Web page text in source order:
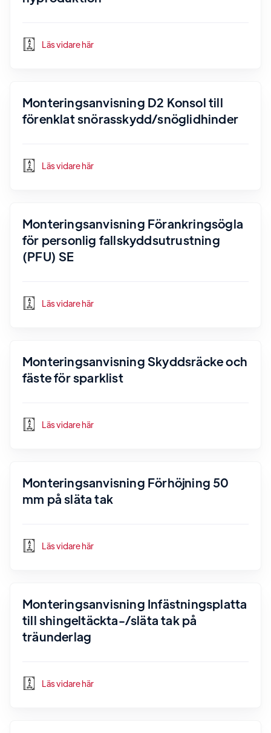
Läs vidare här
Monteringsanvisning D2 Konsol till
förenklat snörasskydd/snöglidhinder
Läs vidare här
Monteringsanvisning Förankringsögla
för personlig fallskyddsutrustning
(PFU) SE
Läs vidare här
Monteringsanvisning Skyddsräcke och
fäste för sparklist
Läs vidare här
Monteringsanvisning Förhöjning 50
mm på släta tak
Läs vidare här
Monteringsanvisning Infästningsplatta
till shingeltäckta-/släta tak på
träunderlag
Läs vidare här